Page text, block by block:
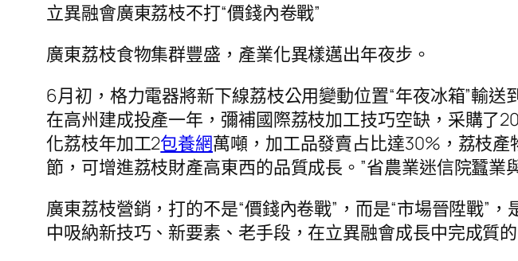
立異融會廣東荔枝不打“價錢內卷戰”
廣東荔枝食物集群豐盛，產業化異樣邁出年夜步。
6月初，格力電器將新下線荔枝公用變動位置“年夜冰箱”輸送
在高州建成投產一年，彌補國際荔枝加工技巧空缺，采購了
化荔枝年加工2包養網萬噸，加工品發賣占比達30%，荔枝
節，可增進荔枝財產高東西的品質成長。”省農業迷信院蠶業
廣東荔枝營銷，打的不是“價錢內卷戰”，而是“市場晉陞戰”，
中吸納新技巧、新要素、老手段，在立異融會成長中完成質